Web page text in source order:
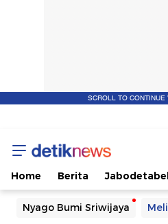
SCROLL TO CONTINUE
Home Berita
Nyago Bumi Sriwijaya